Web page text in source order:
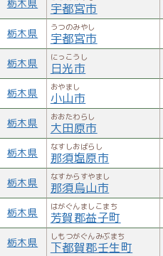
栃木県 宇都宮市
栃木県 うつのみやし
宇都宮市
栃木県 にっこうし
日光市
栃木県 おやまし
小山市
栃木県 おおたわらし
大田原市
栃木県 なすしおばらし
那須塩原市
栃木県 なすからすやまし
那須烏山市
栃木県 はがぐんましこまち
芳賀郡益子町
栃木県 しもつがぐんみぶまち
下都賀郡壬生町